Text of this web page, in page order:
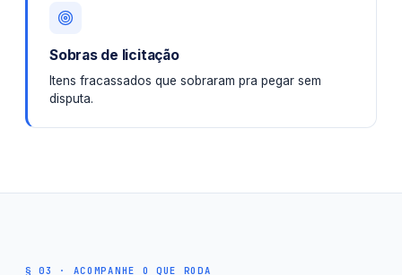
Sobras de licitação
Itens fracassados que sobraram pra pegar sem
disputa.
§ 03 · ACOMPANHE O QUE RODA